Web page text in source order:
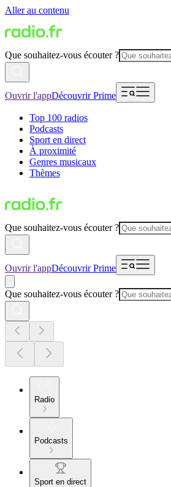
Aller au contenu
Que souhaitez-vous écouter ?
Ouvrir l'appDécouvrir Prime
Top 100 radios
Podcasts
Sport en direct
À proximité
Genres musicaux
Thèmes
Que souhaitez-vous écouter ?
Ouvrir l'appDécouvrir Prime
Que souhaitez-vous écouter ?
Radio
Podcasts
Sport en direct